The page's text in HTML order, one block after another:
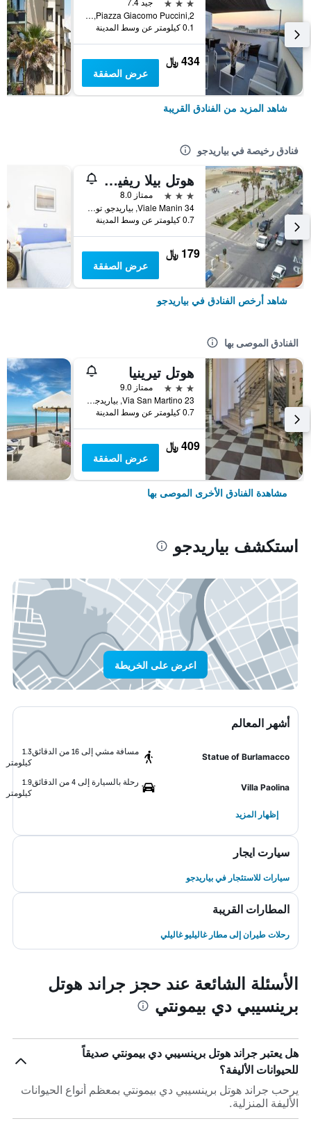
Piazza Giacomo Puccini,2, بياريدجو, توسكانا, إيطاليا
0.1 كيلومتر عن وسط المدينة
434 ﷼
عرض الصفقة
شاهد المزيد من الفنادق القريبة
فنادق رخيصة في بياريدجو
هوتل بيلا ريفييرا
3 نجوم
ممتاز 8.0
Viale Manin 34, بياريدجو, توسكانا, إيطاليا
0.7 كيلومتر عن وسط المدينة
179 ﷼
عرض الصفقة
شاهد أرخص الفنادق في بياريدجو
الفنادق الموصى بها
هوتل تيرينيا
3 نجوم
ممتاز 9.0
Via San Martino 23, بياريدجو, توسكانا, إيطاليا
0.7 كيلومتر عن وسط المدينة
409 ﷼
عرض الصفقة
مشاهدة الفنادق الأخرى الموصى بها
استكشف بياريدجو
اعرض على الخريطة
أشهر المعالم
Statue of Burlamacco
مسافة مشي إلى 16 من الدقائق
1.3
كيلومتر
Villa Paolina
رحلة بالسيارة إلى 4 من الدقائق
1.9
كيلومتر
إظهار المزيد
سيارت ايجار
سيارات للاستئجار في بياريدجو
المطارات القريبة
رحلات طيران إلى مطار غاليليو غاليلي
الأسئلة الشائعة عند حجز جراند هوتل
برينسيبي دي بيمونتي
هل يعتبر جراند هوتل برينسيبي دي بيمونتي صديقاً
للحيوانات الأليفة؟
يرحب جراند هوتل برينسيبي دي بيمونتي بمعظم أنواع الحيوانات
الأليفة المنزلية.